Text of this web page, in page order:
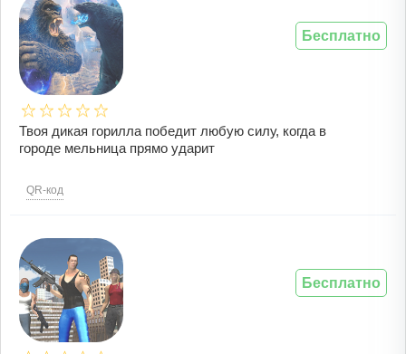
Твоя дикая горилла победит любую силу, когда в
городе мельница прямо ударит
QR-код
Бесплатно
Бесплатно